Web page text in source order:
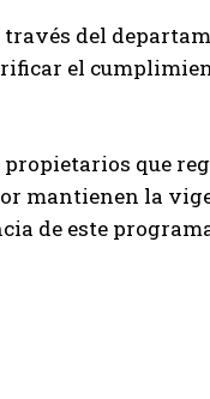
través del
el
que
mantienen la
de este